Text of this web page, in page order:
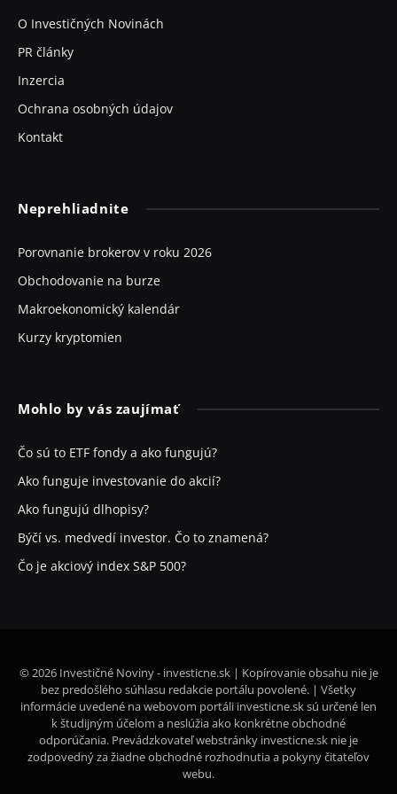
O Investičných Novinách
PR články
Inzercia
Ochrana osobných údajov
Kontakt
Neprehliadnite
Porovnanie brokerov v roku 2026
Obchodovanie na burze
Makroekonomický kalendár
Kurzy kryptomien
Mohlo by vás zaujímať
Čo sú to ETF fondy a ako fungujú?
Ako funguje investovanie do akcií?
Ako fungujú dlhopisy?
Býčí vs. medvedí investor. Čo to znamená?
Čo je akciový index S&P 500?
© 2026 Investičné Noviny - investicne.sk | Kopírovanie obsahu nie je
bez predošlého súhlasu redakcie portálu povolené. | Všetky
informácie uvedené na webovom portáli investicne.sk sú určené len
k študijným účelom a neslúžia ako konkrétne obchodné
odporúčania. Prevádzkovateľ webstránky investicne.sk nie je
zodpovedný za žiadne obchodné rozhodnutia a pokyny čitateľov
webu.